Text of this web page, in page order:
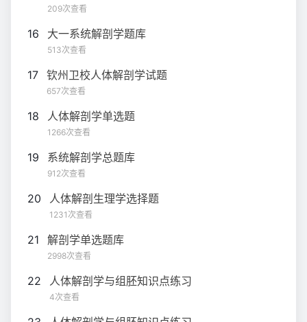
209次查看
16 大一系统解剖学题库
513次查看
17 钦州卫校人体解剖学试题
657次查看
18 人体解剖学单选题
1266次查看
19 系统解剖学总题库
912次查看
20 人体解剖生理学选择题
1231次查看
21 解剖学单选题库
2998次查看
22 人体解剖学与组胚知识点练习
4次查看